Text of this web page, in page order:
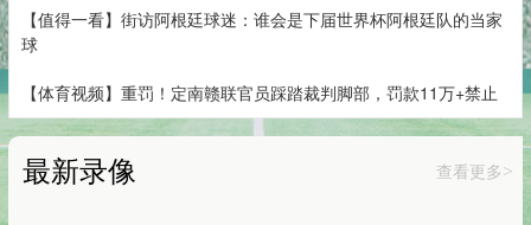
【值得一看】街访阿根廷球迷：谁会是下届世界杯阿根廷队的当家
球
【体育视频】重罚！定南赣联官员踩踏裁判脚部，罚款11万+禁止
最新录像 查看更多>